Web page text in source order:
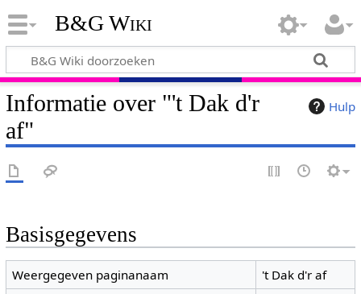
B&G Wiki
Hulp
Informatie over "'t Dak d'r
af"
Basisgegevens
Weergegeven paginanaam
't Dak d'r af